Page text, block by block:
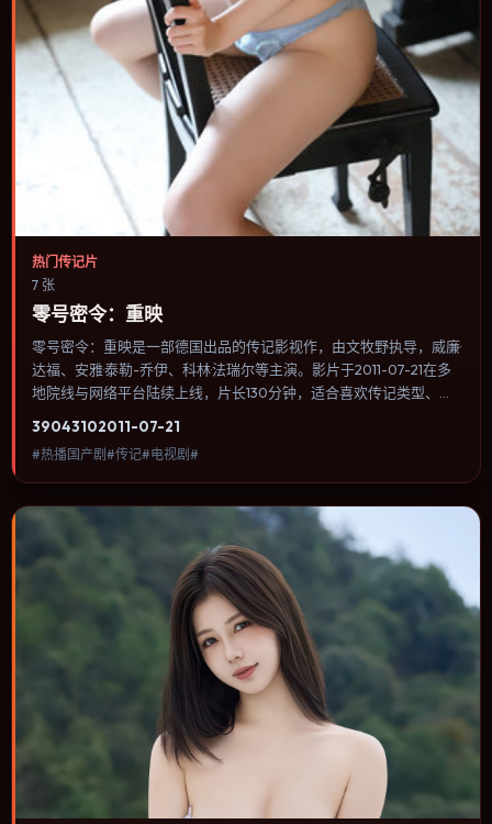
热门传记片
7 张
零号密令：重映
零号密令：重映是一部德国出品的传记影视作，由文牧野执导，威廉·
达福、安雅·泰勒-乔伊、科林·法瑞尔等主演。影片于2011-07-21在多
地院线与网络平台陆续上线，片长130分钟，适合喜欢传记类型、关
进，节奏与视听语言统一，可作为休闲观影或类型片补片的选择。
39043102011-07-21
#热播国产剧#传记#电视剧#